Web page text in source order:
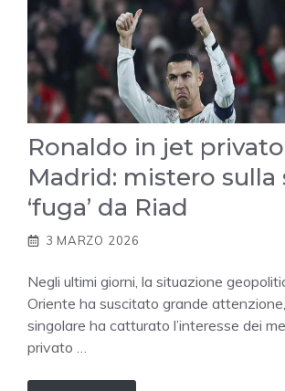
Ronaldo in jet
Madrid: mistero sulla
‘fuga’ da Riad
3 MARZO 2026
Negli ultimi giorni, la situazione
Oriente ha suscitato grande
singolare ha catturato l’interesse dei
privato …